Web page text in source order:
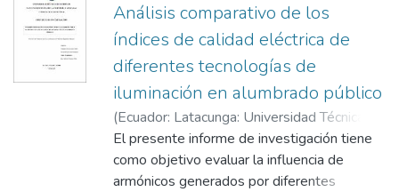
Análisis comparativo de los
índices de calidad eléctrica de
diferentes tecnologías de
iluminación en alumbrado público
(Ecuador: Latacunga: Universidad Técnica de
Cotopaxi (UTC),2025-02-20)Osorio Grefa,
Justin Emanuel ;Naranjo Chávez, Juan Carlos
Pesantez Palacios, Gabriel Napoleón
El presente informe de investigación tiene
como objetivo evaluar la influencia de
armónicos generados por diferentes